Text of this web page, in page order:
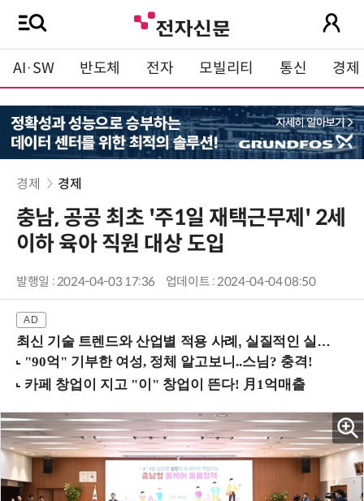
AI·SW 반도체 전자 모빌리티 통신 경제
경제 경제
충남, 공공 최초 '주1일 재택근무제' 2세
이하 육아 직원 대상 도입
발행일 : 2024-04-03 17:36 업데이트 : 2024-04-04 08:50
최신 기술 트렌드와 산업별 적용 사례, 실질적인 실행 전략을 공유 (9/18 양재역)